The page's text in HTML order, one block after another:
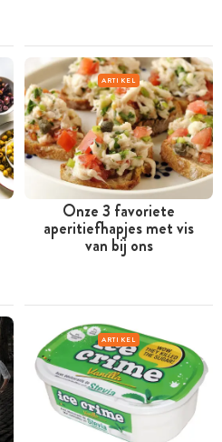
ARTIKEL
Onze 3 favoriete
aperitiefhapjes met vis
van bij ons
ARTIKEL